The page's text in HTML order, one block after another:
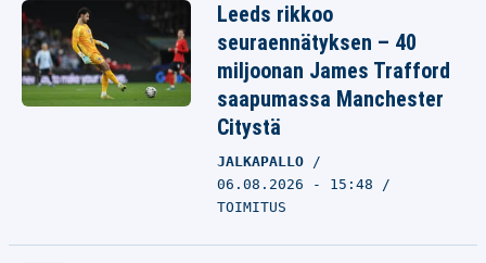
Leeds rikkoo
seuraennätyksen – 40
miljoonan James Trafford
saapumassa Manchester
Citystä
JALKAPALLO
06.08.2026 - 15:48
TOIMITUS